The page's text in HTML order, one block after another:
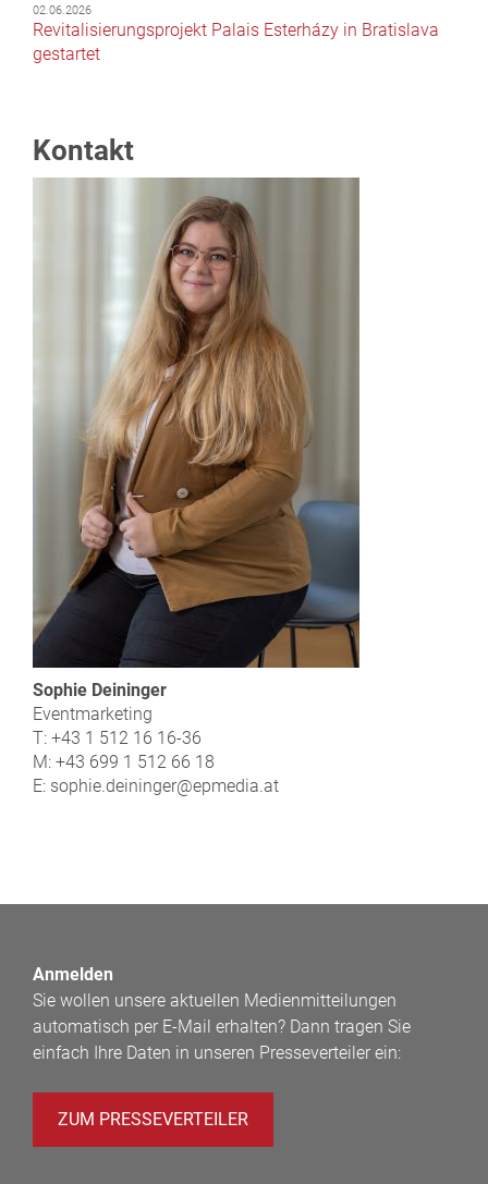
02.06.2026
Revitalisierungsprojekt Palais Esterházy in Bratislava
gestartet
Kontakt
Sophie Deininger
Eventmarketing
T: +43 1 512 16 16-36
M: +43 699 1 512 66 18
E: sophie.deininger@epmedia.at
Anmelden
Sie wollen unsere aktuellen Medienmitteilungen
automatisch per E-Mail erhalten? Dann tragen Sie
einfach Ihre Daten in unseren Presseverteiler ein:
ZUM PRESSEVERTEILER